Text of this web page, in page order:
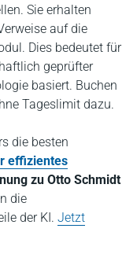
Sie erhalten
auf die
Dies bedeutet für
geprüfter
basiert. Buchen
Tageslimit dazu.
die besten
effizientes
zu Otto Schmidt
die
der KI. Jetzt